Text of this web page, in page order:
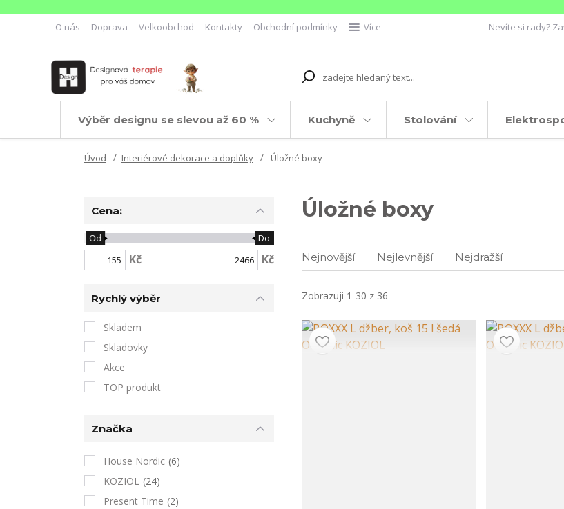
O nás Doprava Velkoobchod Kontakty Obchodní podmínky Více Nevíte si rady?
Výběr designu se slevou až 60 % Kuchyně Stolování
Úvod Interiérové dekorace a doplňky Úložné boxy
Úložné boxy
Nejnovější Nejlevnější Nejdražší
Zobrazuji 1-30 z 36
Cena:
Kč
Od Do
Kč
Rychlý výběr
Skladem
Skladovky
Akce
TOP produkt
Značka
House Nordic (6)
KOZIOL (24)
Present Time (2)